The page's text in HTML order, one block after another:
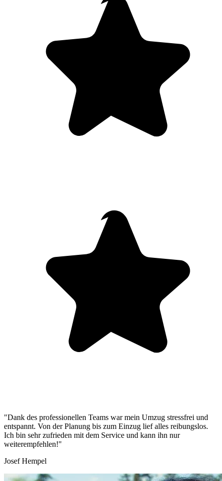
"Dank des professionellen Teams war mein Umzug stressfrei und
entspannt. Von der Planung bis zum Einzug lief alles reibungslos.
Ich bin sehr zufrieden mit dem Service und kann ihn nur
weiterempfehlen!"
Josef Hempel